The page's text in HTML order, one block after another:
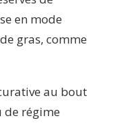
en mode
gras, comme
au bout
de régime